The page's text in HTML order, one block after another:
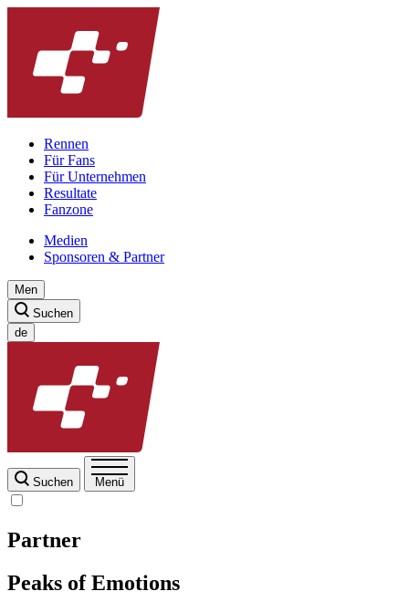
Rennen
Für Fans
Für Unternehmen
Resultate
Fanzone
Medien
Sponsoren & Partner
Men
Suchen
de
Suchen Menü
Partner
Peaks of Emotions